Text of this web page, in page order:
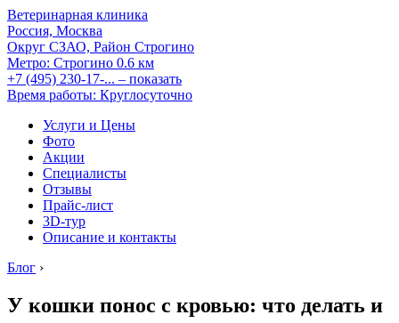
Ветеринарная клиника
Россия, Москва
Округ СЗАО, Район Строгино
Метро: Строгино 0.6 км
+7 (495) 230-17-... – показать
Время работы: Круглосуточно
Услуги и Цены
Фото
Акции
Специалисты
Отзывы
Прайс-лист
3D-тур
Описание и контакты
Блог ›
У кошки понос с кровью: что делать и